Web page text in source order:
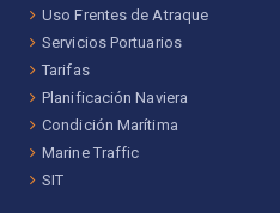
Uso Frentes de Atraque
Servicios Portuarios
Tarifas
Planificación Naviera
Condición Marítima
Marine Traffic
SIT